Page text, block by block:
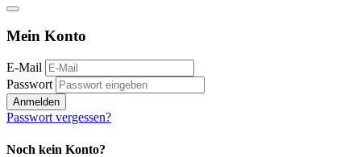
Mein Konto
E-Mail
Passwort
Anmelden
Passwort vergessen?
Noch kein Konto?